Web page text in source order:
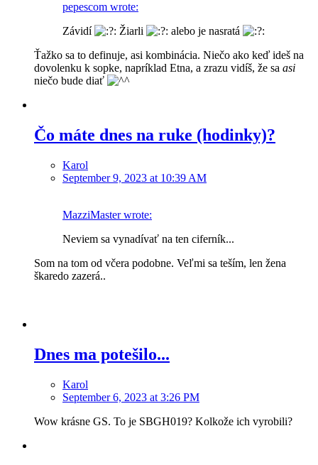
pepescom wrote:
Závidí
Žiarli
alebo je nasratá
Ťažko sa to definuje, asi kombinácia. Niečo ako keď ideš na
dovolenku k sopke, napríklad Etna, a zrazu vidíš, že sa asi
niečo bude diať
Čo máte dnes na ruke (hodinky)?
Karol
September 9, 2023 at 10:39 AM
MazziMaster wrote:
Neviem sa vynadívať na ten ciferník...
Som na tom od včera podobne. Veľmi sa teším, len žena
škaredo zazerá..
Dnes ma potešilo...
Karol
September 6, 2023 at 3:26 PM
Wow krásne GS. To je SBGH019? Kolkože ich vyrobili?